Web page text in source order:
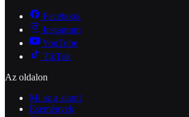
Facebook
Instagram
YouTube
TikTok
Az oldalon
Mi az a slam?
Események